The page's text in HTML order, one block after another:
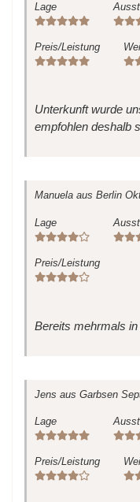
Lage
Preis/Leistung
Unterkunft wurde
empfohlen deshalb
Manuela aus Berlin
Lage
Preis/Leistung
Bereits mehrmals
Jens aus Garbsen
Lage
Preis/Leistung